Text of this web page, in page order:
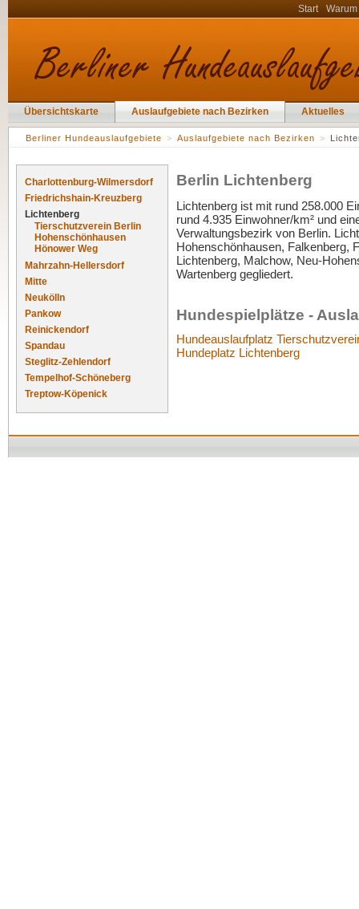
Start
Charlottenburg-Wilmersdorf
Friedrichshain-Kreuzberg
Lichtenberg
Tierschutzverein Berlin
Hohenschönhausen
Hönower Weg
Mahrzahn-Hellersdorf
Mitte
Neukölln
Pankow
Reinickendorf
Spandau
Steglitz-Zehlendorf
Tempelhof-Schöneberg
Treptow-Köpenick
Übersichtskarte Auslaufgebiete nach Bezirken Aktuelles
Berliner Hundeauslaufgebiete > Auslaufgebiete nach Bezirken >
Berlin Lichtenberg
Lichtenberg ist mit rund 258.000
rund 4.935 Einwohner/km² und
Verwaltungsbezirk von Berlin.
Hohenschönhausen, Falkenberg,
Lichtenberg, Malchow, Neu-
Wartenberg gegliedert.
Hundespielplätze -
Hundeauslaufplatz
Hundeplatz Lichtenberg